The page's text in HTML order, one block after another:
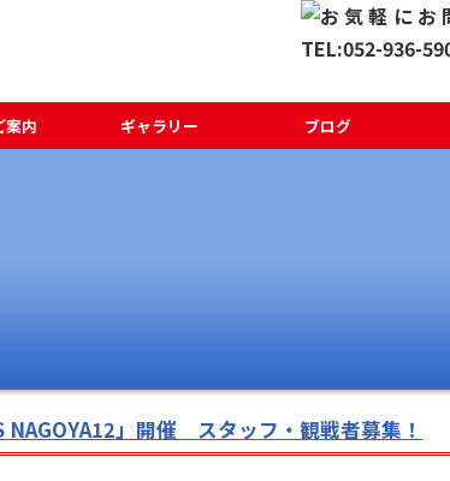
案内 ギャラリー ブログ
NAGOYA12」開催 スタッフ・観戦者募集！